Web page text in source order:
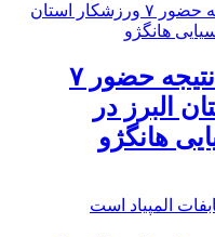
۲ مدال برنز نتیجه حضور ۷
البرز در
هانگژو